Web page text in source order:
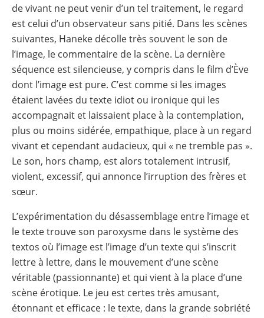
de vivant ne peut venir d’un tel traitement, le regard
est celui d’un observateur sans pitié. Dans les scènes
suivantes, Haneke décolle très souvent le son de
l’image, le commentaire de la scène. La dernière
séquence est silencieuse, y compris dans le film d’Ève
dont l’image est pure. C’est comme si les images
étaient lavées du texte idiot ou ironique qui les
accompagnait et laissaient place à la contemplation,
plus ou moins sidérée, empathique, place à un regard
vivant et cependant audacieux, qui « ne tremble pas ».
Le son, hors champ, est alors totalement intrusif,
violent, excessif, qui annonce l’irruption des frères et
sœur.
L’expérimentation du désassemblage entre l’image et
le texte trouve son paroxysme dans le système des
textos où l’image est l’image d’un texte qui s’inscrit
lettre à lettre, dans le mouvement d’une scène
véritable (passionnante) et qui vient à la place d’une
scène érotique. Le jeu est certes très amusant,
étonnant et efficace : le texte, dans la grande sobriété